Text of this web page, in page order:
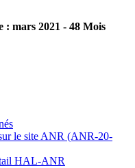
: mars 2021 - 48 Mois
le site ANR (ANR-20-
HAL-ANR